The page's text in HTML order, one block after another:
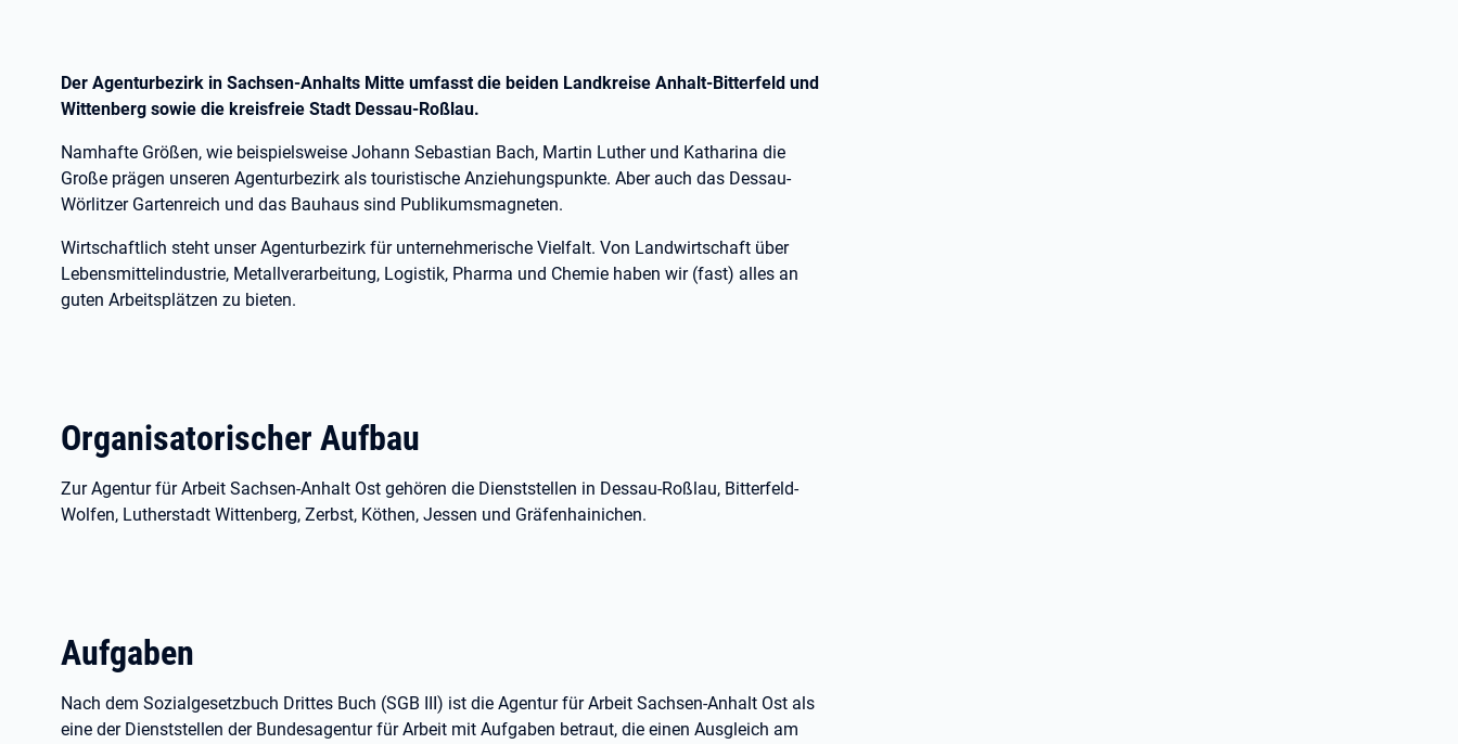
Der Agenturbezirk in Sachsen-Anhalts Mitte umfasst die beiden Landkreise Anhalt-Bitterfeld und
Wittenberg sowie die kreisfreie Stadt Dessau-Roßlau.
Namhafte Größen, wie beispielsweise Johann Sebastian Bach, Martin Luther und Katharina die
Große prägen unseren Agenturbezirk als touristische Anziehungspunkte. Aber auch das Dessau-
Wörlitzer Gartenreich und das Bauhaus sind Publikumsmagneten.
Wirtschaftlich steht unser Agenturbezirk für unternehmerische Vielfalt. Von Landwirtschaft über
Lebensmittelindustrie, Metallverarbeitung, Logistik, Pharma und Chemie haben wir (fast) alles an
guten Arbeitsplätzen zu bieten.
Organisatorischer Aufbau
Zur Agentur für Arbeit Sachsen-Anhalt Ost gehören die Dienststellen in Dessau-Roßlau, Bitterfeld-
Wolfen, Lutherstadt Wittenberg, Zerbst, Köthen, Jessen und Gräfenhainichen.
Aufgaben
Nach dem Sozialgesetzbuch Drittes Buch (SGB III) ist die Agentur für Arbeit Sachsen-Anhalt Ost als
eine der Dienststellen der Bundesagentur für Arbeit mit Aufgaben betraut, die einen Ausgleich am